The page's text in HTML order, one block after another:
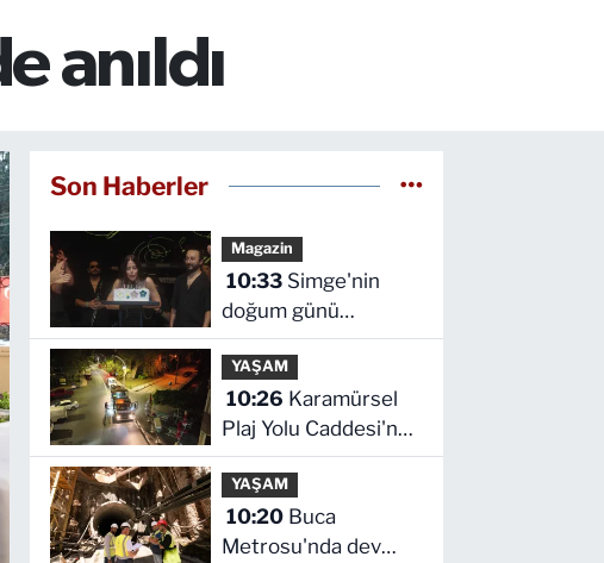
anıldı
Son Haberler
Magazin
10:33
doğum günü
sahnede kutlandı!
YAŞAM
10:26
Plaj Yolu Caddesi'ne
özel asfalt dokunuşu
YAŞAM
10:20
Metrosu'nda dev